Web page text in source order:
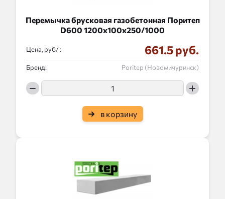
Перемычка брусковая газобетонная Поритеп
D600 1200x100x250/1000
Цена, руб/ : 661.5 руб.
Бренд: Poritep (Новомичуринск)
в корзину